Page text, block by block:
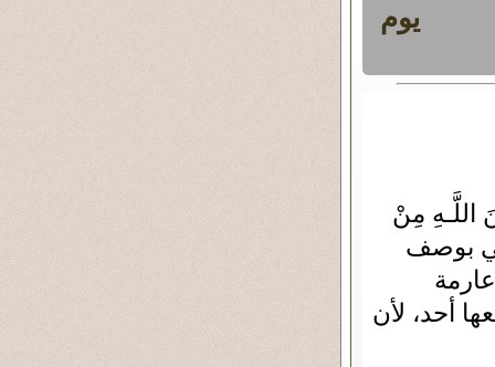
يوم
اللَّـهِ مِنْ
مِنْ هَادٍ ﴿غافر ٣٣﴾) توحي بوصف
أحد، لأن